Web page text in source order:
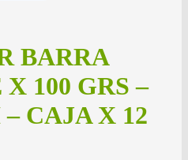
BARRA
100 GRS –
CAJA X 12